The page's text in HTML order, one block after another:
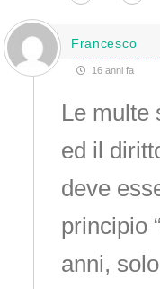
Francesco
16 anni fa
Le multe
ed il
deve
principio
anni,